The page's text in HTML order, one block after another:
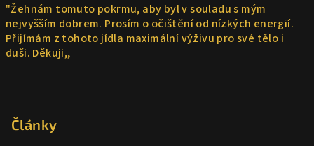
"Žehnám tomuto pokrmu, aby byl v souladu s mým
nejvyšším dobrem. Prosím o očištění od nízkých energií.
Přijímám z tohoto jídla maximální výživu pro své tělo i
duši. Děkuji,,
Články